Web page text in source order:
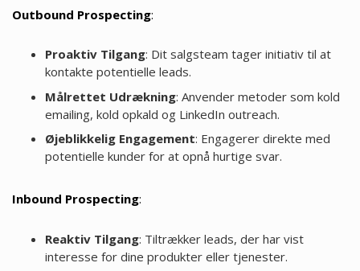
Outbound Prospecting:
Proaktiv Tilgang: Dit salgsteam tager initiativ til at
kontakte potentielle leads.
Målrettet Udrækning: Anvender metoder som kold
emailing, kold opkald og LinkedIn outreach.
Øjeblikkelig Engagement: Engagerer direkte med
potentielle kunder for at opnå hurtige svar.
Inbound Prospecting:
Reaktiv Tilgang: Tiltrækker leads, der har vist
interesse for dine produkter eller tjenester.